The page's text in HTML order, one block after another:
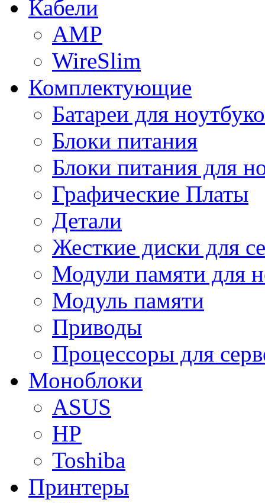
Кабели
AMP
WireSlim
Комплектующие
Батареи для
Блоки питания
Блоки питания для
Графические Платы
Детали
Жесткие диски для
Модули памяти для
Модуль памяти
Приводы
Процессоры для
Моноблоки
ASUS
HP
Toshiba
Принтеры